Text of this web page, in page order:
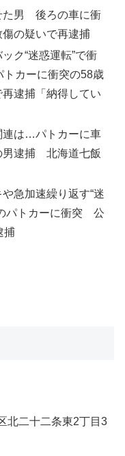
た男 後ろの車に衝
の疑いで再逮捕
ク“迷惑運転”で衝
カーに衝突の58歳
逮捕「納得してい
連は…パトカーに車
男逮捕 北海道七飯
急加速繰り返す“迷
パトカーに衝突 公
捕
北二十二条東2丁目3